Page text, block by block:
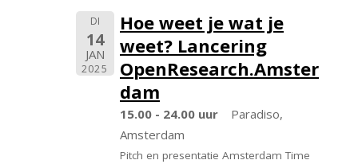
DI
14
JAN
2025
Hoe weet je wat je
weet? Lancering
OpenResearch.Amster
dam
15.00 - 24.00 uur
Paradiso,
Amsterdam
Pitch en presentatie Amsterdam Time